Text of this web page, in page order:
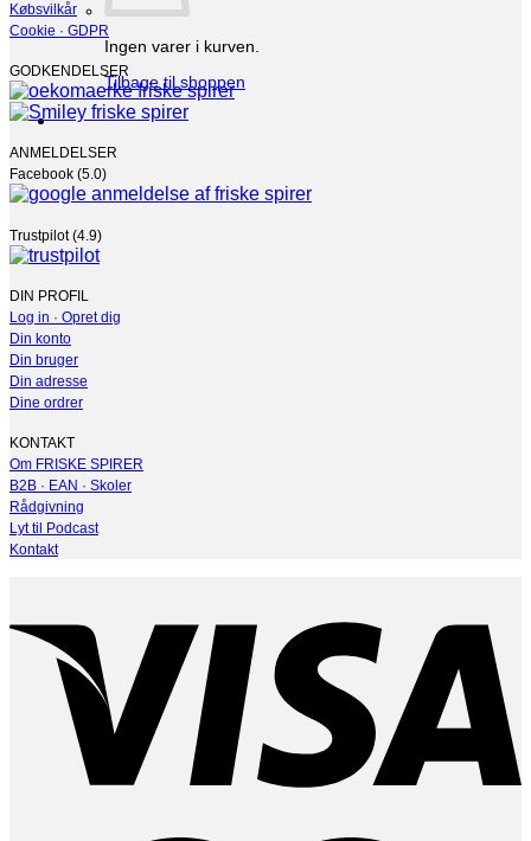
Ingen varer i kurven.
Tilbage til shoppen
Købsvilkår
Cookie · GDPR
GODKENDELSER
ANMELDELSER
Facebook (5.0)
Trustpilot (4.9)
DIN PROFIL
Log in · Opret dig
Din konto
Din bruger
Din adresse
Dine ordrer
KONTAKT
Om FRISKE SPIRER
B2B · EAN · Skoler
Rådgivning
Lyt til Podcast
Kontakt